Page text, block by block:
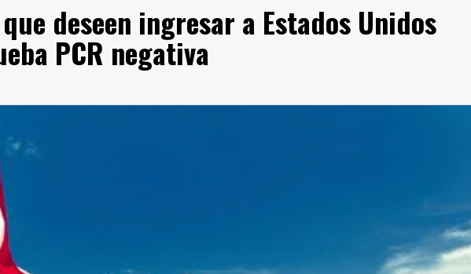
deseen ingresar a Estados Unidos
PCR negativa